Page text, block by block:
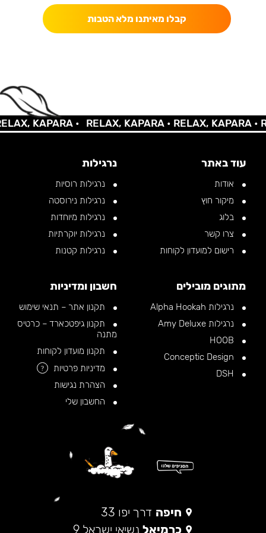
קבלו מאיתנו מלא הטבות
KAPARA • RELAX, KAPARA •RELAX, KAPARA •
עוד באתר
אודות
מיקור חוץ
בלוג
צרו קשר
רישום למועדון לקוחות
נרגילות
נרגילות רוסיות
נרגילות נירוסטה
נרגילות מיוחדות
נרגילות יוקרתיות
נרגילות קטנות
מתוגים מובילים
נרגילות Alpha Hookah
נרגילות Amy Deluxe
חשבון ומדיניות
תקנון אתר – תנאי שימוש
תקנון גיפטכארד – כרטיס
מתנה
תקנון מועדון לקוחות
מדיניות פרטיות
?
הצהרת נגישות
החשבון שלי
חיפה דרך יפו 33
כרמיאל נשיאי ישראל 9